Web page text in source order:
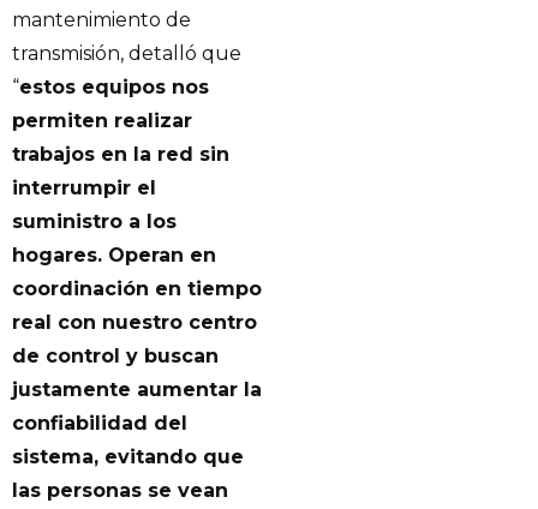
mantenimiento de
transmisión, detalló que
“estos equipos nos
permiten realizar
trabajos en la red sin
interrumpir el
suministro a los
hogares. Operan en
coordinación en tiempo
real con nuestro centro
de control y buscan
justamente aumentar la
confiabilidad del
sistema, evitando que
las personas se vean